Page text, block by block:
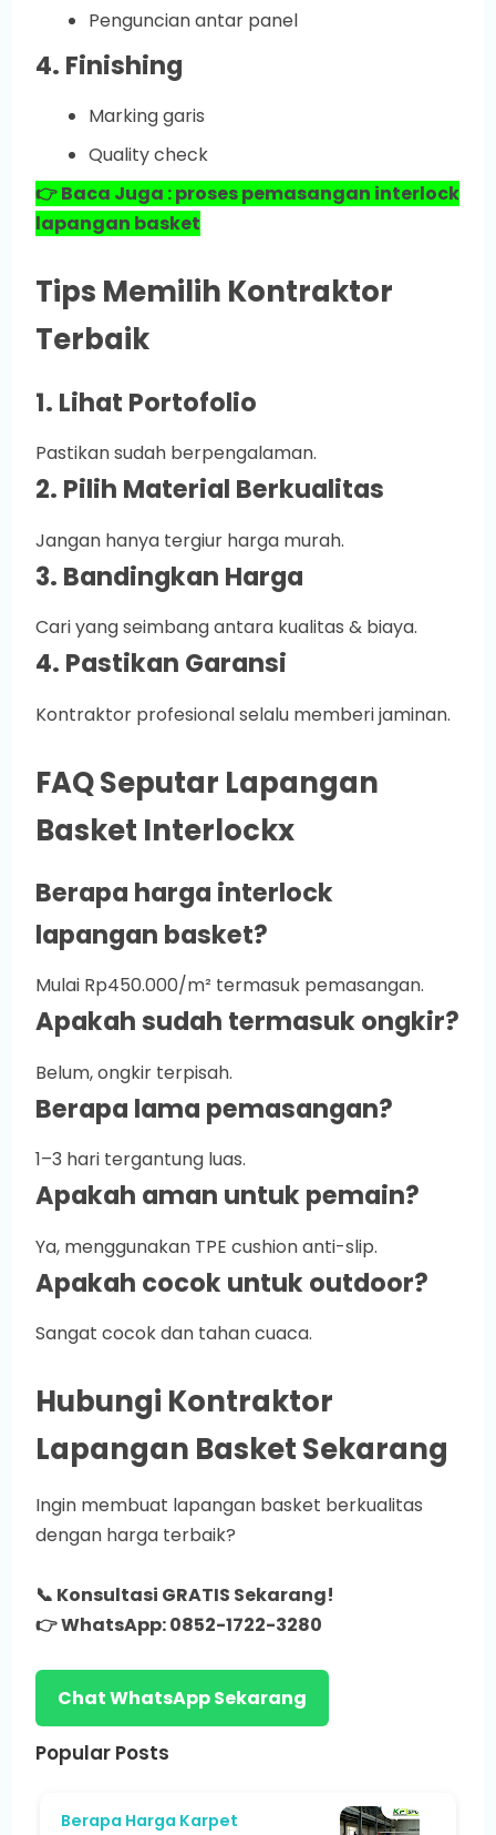
Penguncian antar panel
4. Finishing
Marking garis
Quality check
👉 Baca Juga : proses pemasangan interlock
lapangan basket
Tips Memilih Kontraktor
Terbaik
1. Lihat Portofolio
Pastikan sudah berpengalaman.
2. Pilih Material Berkualitas
Jangan hanya tergiur harga murah.
3. Bandingkan Harga
Cari yang seimbang antara kualitas & biaya.
4. Pastikan Garansi
Kontraktor profesional selalu memberi jaminan.
FAQ Seputar Lapangan
Basket Interlockx
Berapa harga interlock
lapangan basket?
Mulai Rp450.000/m² termasuk pemasangan.
Apakah sudah termasuk ongkir?
Belum, ongkir terpisah.
Berapa lama pemasangan?
1–3 hari tergantung luas.
Apakah aman untuk pemain?
Ya, menggunakan TPE cushion anti-slip.
Apakah cocok untuk outdoor?
Sangat cocok dan tahan cuaca.
Hubungi Kontraktor
Lapangan Basket Sekarang
Ingin membuat lapangan basket berkualitas
dengan harga terbaik?
📞 Konsultasi GRATIS Sekarang!
👉 WhatsApp: 0852-1722-3280
Chat WhatsApp Sekarang
Popular Posts
Berapa Harga Karpet